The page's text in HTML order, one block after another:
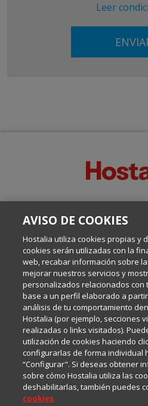
Leer
Escrito por el equipo de
Internet y
Política de
Política de
Aviso
AVISO DE COOKIES
Hostalia utiliza cookies propias y
cookies serán utilizadas con la
web, recabar información sobre
mejorar nuestros servicios y
personalizados relacionados con
base a un perfil elaborado a
análisis de tu comportamiento
Hostalia (por ejemplo, secciones
realizadas o links visitados).
utilización de cookies haciendo
configurarlas de forma individual
“Configurar". Si deseas obtener
sobre cómo Hostalia utiliza las
deshabilitarlas, también puedes
cookies